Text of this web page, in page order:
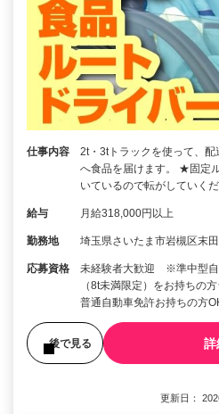
仕事内容
2t・3tトラックを使って、
へ食品を届けます。 ★固定
いているので転がしていく
給与 月給318,000円以上
勤務地 埼玉県さいたま市岩槻区末
応募資格
未経験者大歓迎 ※準中型自
（8t未満限定）をお持ちの
普通自動車免許お持ちの方
後で見る 詳
更新日：